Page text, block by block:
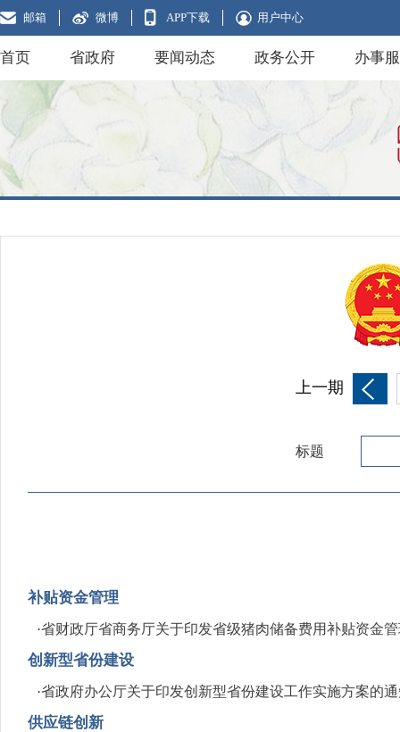
邮箱 微博 APP下载 用户中心
首页 省政府 要闻动态 政务公开 办事
上一期
标题
补贴资金管理
·省财政厅省商务厅关于印发省级猪肉储备费用补贴资金
创新型省份建设
·省政府办公厅关于印发创新型省份建设工作实施方案的
供应链创新